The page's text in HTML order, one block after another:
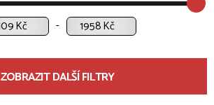
Kč Kč
ZOBRAZIT DALŠÍ FILTRY